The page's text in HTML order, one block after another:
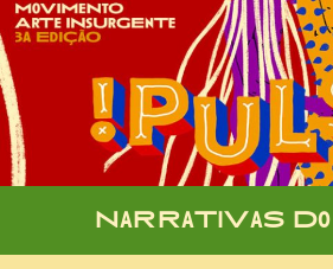
NaRRaTiVaS